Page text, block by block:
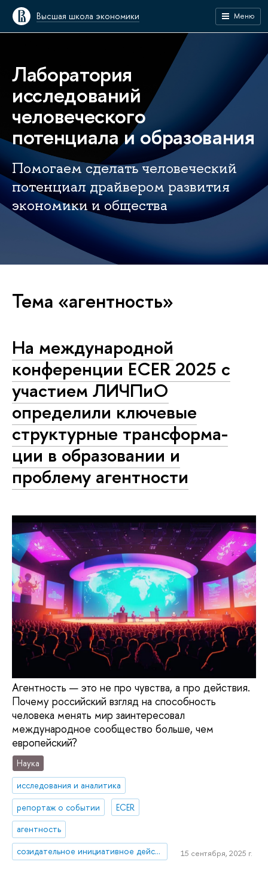
Высшая школа экономики Меню
Лаборатория
исследований
человеческого
потенциала и образования
Помогаем сделать человеческий
потенциал драйвером развития
экономики и общества
Тема «агентность»
На меж­ду­на­род­ной
конференции ECER 2025 с
участием ЛИЧПиО
определили ключевые
структурные транс­фор­ма­
ции в образовании и
проблему агентности
Агентность — это не про чувства, а про действия.
Почему российский взгляд на способность
человека менять мир заинтересовал
международное сообщество больше, чем
европейский?
Наука
исследования и аналитика
репортаж о событии
ECER
агентность
созидательное инициативное действие
15 сентября, 2025 г.